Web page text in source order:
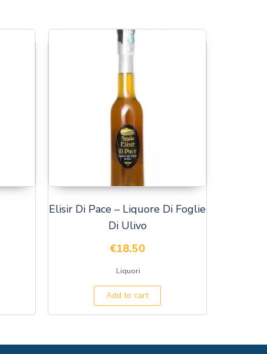
Elisir Di Pace – Liquore Di Foglie
Di Ulivo
€18.50
Liquori
Add to cart